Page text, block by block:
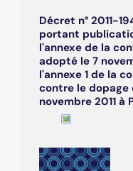
Décret n° 2011-
portant
l'annexe de la
adopté le 7
l'annexe 1 de la
contre le dopage
novembre 2011 à